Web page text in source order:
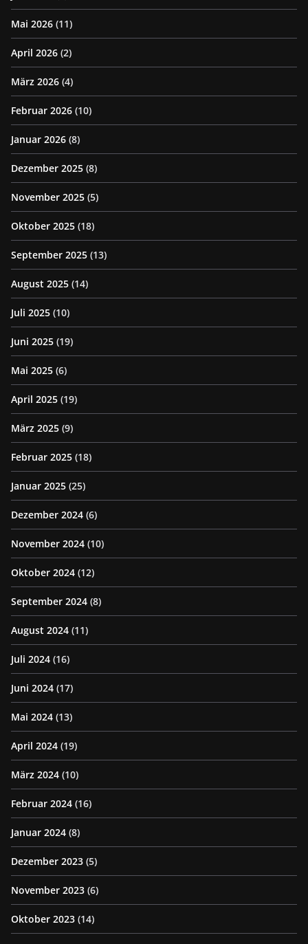
Mai 2026 (11)
April 2026 (2)
März 2026 (4)
Februar 2026 (10)
Januar 2026 (8)
Dezember 2025 (8)
November 2025 (5)
Oktober 2025 (18)
September 2025 (13)
August 2025 (14)
Juli 2025 (10)
Juni 2025 (19)
Mai 2025 (6)
April 2025 (19)
März 2025 (9)
Februar 2025 (18)
Januar 2025 (25)
Dezember 2024 (6)
November 2024 (10)
Oktober 2024 (12)
September 2024 (8)
August 2024 (11)
Juli 2024 (16)
Juni 2024 (17)
Mai 2024 (13)
April 2024 (19)
März 2024 (10)
Februar 2024 (16)
Januar 2024 (8)
Dezember 2023 (5)
November 2023 (6)
Oktober 2023 (14)